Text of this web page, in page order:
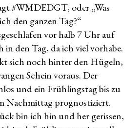
#WMDEDGT, oder „Was
den ganzen Tag?“
vor halb 7 Uhr auf
in den Tag, da ich viel vorhabe.
sich noch hinter den Hügeln,
Schein voraus. Der
und ein Frühlingstag bis zu
Nachmittag prognostiziert.
bin ich hin und her gerissen,